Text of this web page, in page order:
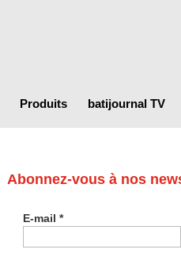
Produits batijournal TV
Abonnez-vous à nos
E-mail*